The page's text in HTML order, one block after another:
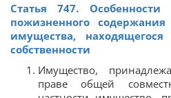
Статья 747. Особенности
пожизненного
имущества,
собственности
Имущество,
праве общей